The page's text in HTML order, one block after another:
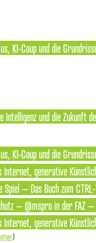
KI-Coup und die
und die Zukunft
KI-Coup und die
Internet, generative
Spiel – Das Buch zum
– @mspro in der FAZ
Internet, generative
)